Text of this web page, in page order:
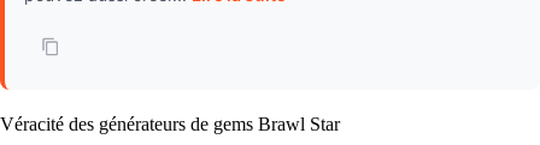
Véracité des générateurs de gems Brawl Star